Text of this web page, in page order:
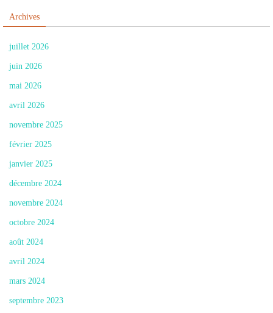
Archives
juillet 2026
juin 2026
mai 2026
avril 2026
novembre 2025
février 2025
janvier 2025
décembre 2024
novembre 2024
octobre 2024
août 2024
avril 2024
mars 2024
septembre 2023